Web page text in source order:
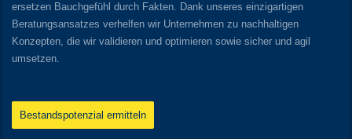
ersetzen Bauchgefühl durch Fakten. Dank unseres einzigartigen
Beratungsansatzes verhelfen wir Unternehmen zu nachhaltigen
Konzepten, die wir validieren und optimieren sowie sicher und agil
umsetzen.
Bestandspotenzial ermitteln